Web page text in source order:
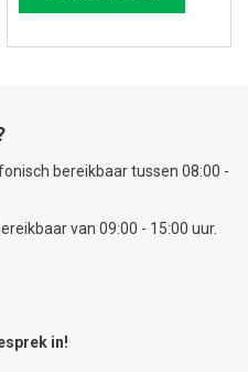
bereikbaar tussen 08:00 -
van 09:00 - 15:00 uur.
in!